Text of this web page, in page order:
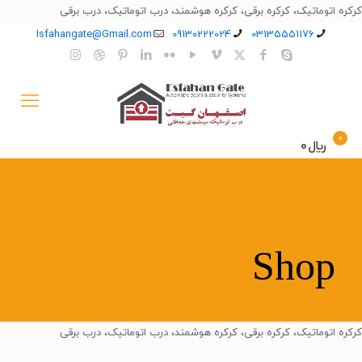
کرکره اتوماتیک، کرکره برقی، کرکره هوشمند، درب اتوماتیک، درب برقی
03135551176
09130222024
Isfahangate@Gmail.com
0 ﷼0
Shop
کرکره اتوماتیک، کرکره برقی، کرکره هوشمند، درب اتوماتیک، درب برقی